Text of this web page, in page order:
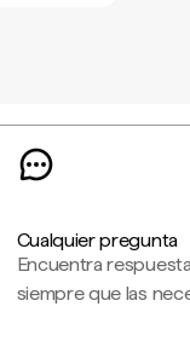
Cualquier pregunta
Encuentra
siempre que las